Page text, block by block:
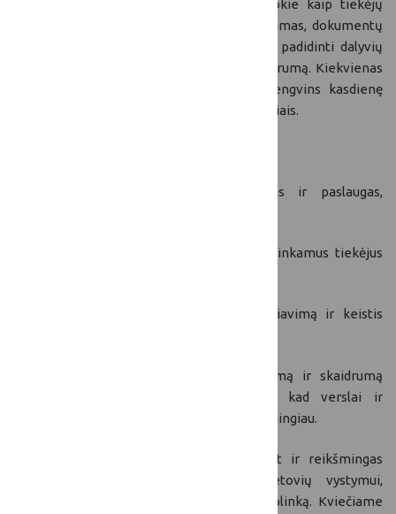
Svetainėje siūlomi įvairūs sprendimai, tokie kaip tiekėjų
registracija, pirkimo procesų automatizavimas, dokumentų
šablonai bei mokymų platforma, siekiant padidinti dalyvių
kompetenciją, kontaktų žinomumą ir skaidrumą. Kiekvienas
vartotojas ras reikiamą įrankį, kuris palengvins kasdienę
veiklą ir padės kurti stipresnį ryšį su partneriais.
pristatyti savo produktus ir paslaugas,
paprastai ir greitai surasti tinkamus tiekėjus
– stiprinti bendradarbiavimą ir keistis
Šio projekto tikslas – skatinti efektyvumą ir skaidrumą
maisto tiekimo grandinėje, užtikrinant, kad verslai ir
bendruomenės galėtų veikti darniau ir sėkmingiau.
Šis projektas yra ne tik inovatyvus, bet ir reikšmingas
žingsnis į priekį Lietuvos kaimo vietovių vystymui,
padedantis stiprinti vietinę ekonominę aplinką. Kviečiame